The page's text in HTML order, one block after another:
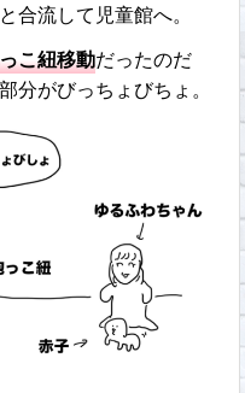
合流して児童館へ。
こ紐移動だったのだ
分がびっちょびちょ。